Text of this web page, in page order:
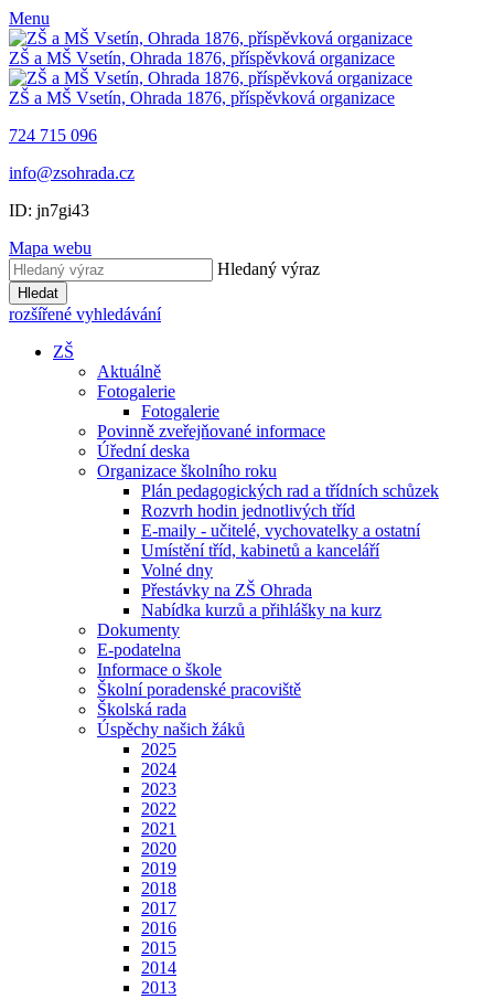
Menu
ZŠ a MŠ Vsetín, Ohrada 1876, příspěvková organizace
ZŠ a MŠ Vsetín, Ohrada 1876, příspěvková organizace
724 715 096
info@zsohrada.cz
ID: jn7gi43
Mapa webu
Hledaný výraz
Hledat
rozšířené vyhledávání
ZŠ
Aktuálně
Fotogalerie
Fotogalerie
Povinně zveřejňované informace
Úřední deska
Organizace školního roku
Plán pedagogických rad a třídních schůzek
Rozvrh hodin jednotlivých tříd
E-maily - učitelé, vychovatelky a ostatní
Umístění tříd, kabinetů a kanceláří
Volné dny
Přestávky na ZŠ Ohrada
Nabídka kurzů a přihlášky na kurz
Dokumenty
E-podatelna
Informace o škole
Školní poradenské pracoviště
Školská rada
Úspěchy našich žáků
2025
2024
2023
2022
2021
2020
2019
2018
2017
2016
2015
2014
2013